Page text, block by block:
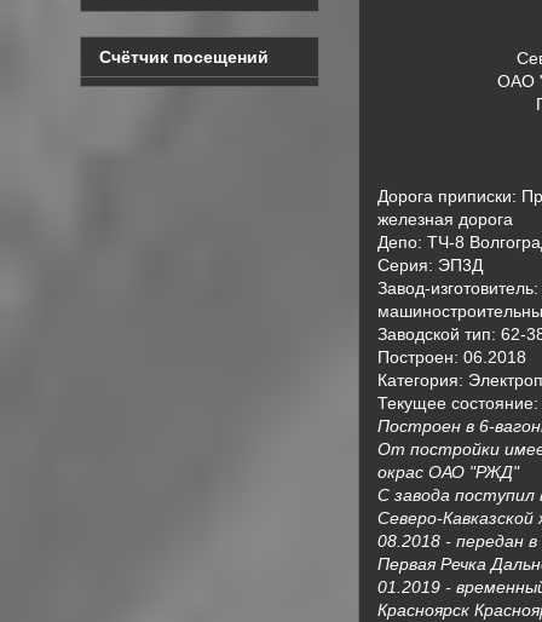
ОАО
Дорога приписки:
железная дорога
Депо: ТЧ-8
Серия: ЭП3Д
Завод-
Заводской тип: 62-
Построен: 06.2018
Категория:
Текущее
Построен в 6-
От постройки
окрас ОАО "РЖД"
С завода
Северо-Кавказской
08.2018 - передан
Первая Речка
01.2019 -
Красноярск
Счётчик посещений